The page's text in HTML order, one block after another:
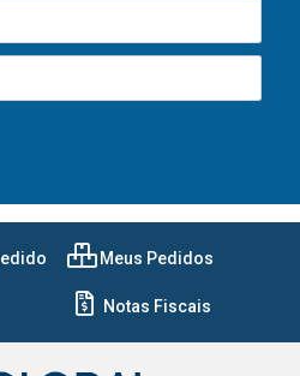
Meus Pedidos
Notas Fiscais